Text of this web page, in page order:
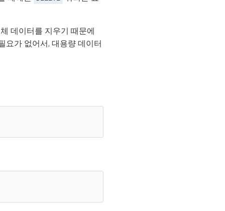
데이터를 지우기 때문에
요가 없어서, 대용량 데이터